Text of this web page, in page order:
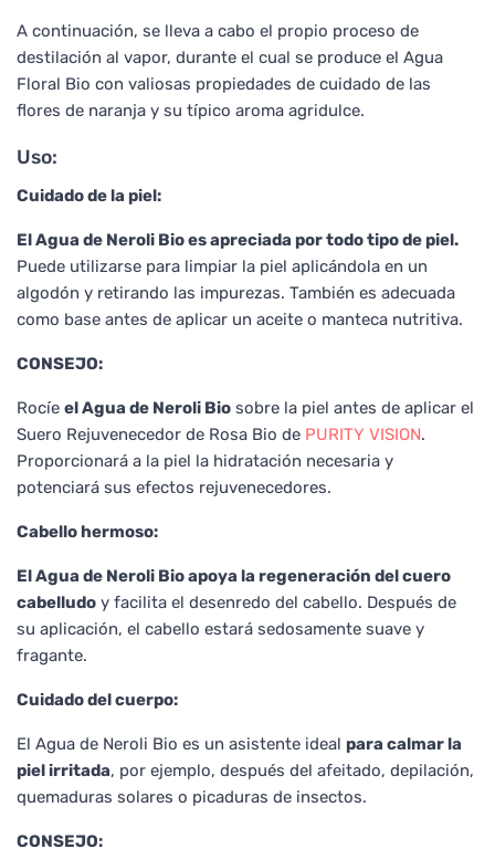
A continuación, se lleva a cabo el propio proceso de
destilación al vapor, durante el cual se produce el Agua
Floral Bio con valiosas propiedades de cuidado de las
flores de naranja y su típico aroma agridulce.
Uso:
Cuidado de la piel:
El Agua de Neroli Bio es apreciada por todo tipo de piel.
Puede utilizarse para limpiar la piel aplicándola en un
algodón y retirando las impurezas. También es adecuada
como base antes de aplicar un aceite o manteca nutritiva.
CONSEJO:
Rocíe el Agua de Neroli Bio sobre la piel antes de aplicar el
Suero Rejuvenecedor de Rosa Bio de PURITY VISION.
Proporcionará a la piel la hidratación necesaria y
potenciará sus efectos rejuvenecedores.
Cabello hermoso:
El Agua de Neroli Bio apoya la regeneración del cuero
cabelludo y facilita el desenredo del cabello. Después de
su aplicación, el cabello estará sedosamente suave y
fragante.
Cuidado del cuerpo:
El Agua de Neroli Bio es un asistente ideal para calmar la
piel irritada, por ejemplo, después del afeitado, depilación,
quemaduras solares o picaduras de insectos.
CONSEJO: